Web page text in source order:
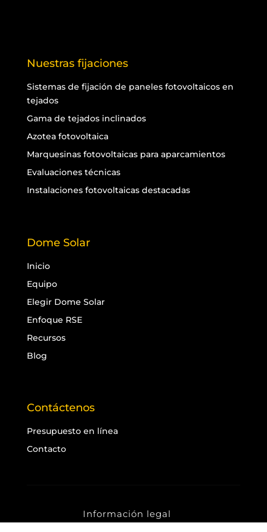
Nuestras fijaciones
Sistemas de fijación de paneles fotovoltaicos en
tejados
Gama de tejados inclinados
Azotea fotovoltaica
Marquesinas fotovoltaicas para aparcamientos
Evaluaciones técnicas
Instalaciones fotovoltaicas destacadas
Dome Solar
Inicio
Equipo
Elegir Dome Solar
Enfoque RSE
Recursos
Blog
Contáctenos
Presupuesto en línea
Contacto
Información legal